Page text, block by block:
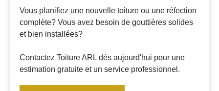
Vous planifiez une nouvelle toiture ou une réfection
complète? Vous avez besoin de gouttières solides
et bien installées?
Contactez Toiture ARL dès aujourd'hui pour une
estimation gratuite et un service professionnel.